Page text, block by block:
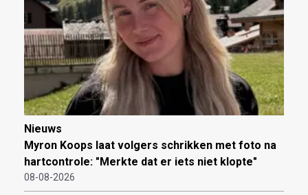
Nieuws
Myron Koops laat volgers schrikken met foto na
hartcontrole: "Merkte dat er iets niet klopte"
08-08-2026